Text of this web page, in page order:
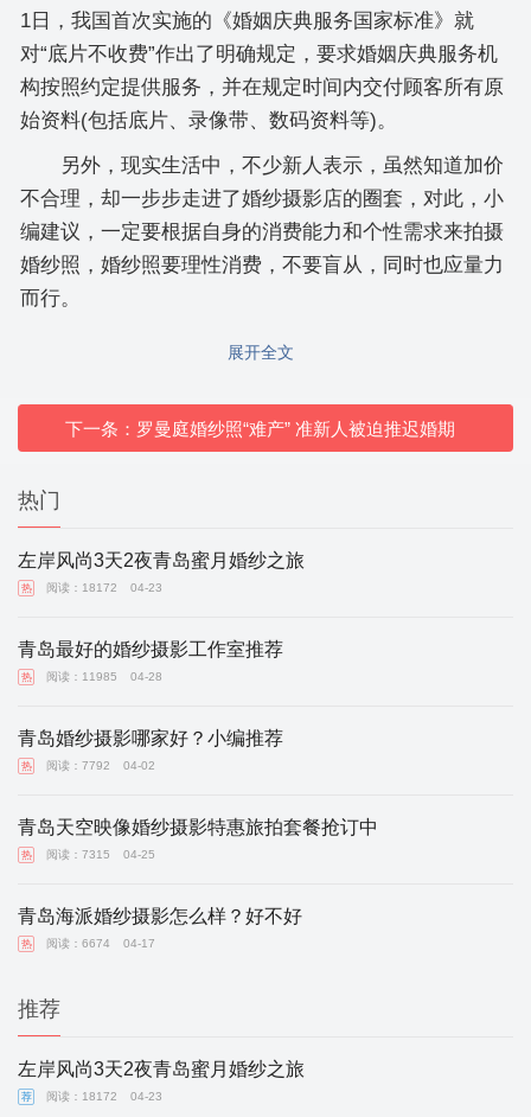
1日，我国首次实施的《婚姻庆典服务国家标准》就
对“底片不收费”作出了明确规定，要求婚姻庆典服务机
构按照约定提供服务，并在规定时间内交付顾客所有原
始资料(包括底片、录像带、数码资料等)。
另外，现实生活中，不少新人表示，虽然知道加价
不合理，却一步步走进了婚纱摄影店的圈套，对此，小
编建议，一定要根据自身的消费能力和个性需求来拍摄
婚纱照，婚纱照要理性消费，不要盲从，同时也应量力
而行。
展开全文
下一条：罗曼庭婚纱照“难产” 准新人被迫推迟婚期
热门
左岸风尚3天2夜青岛蜜月婚纱之旅
热 阅读：18172 04-23
青岛最好的婚纱摄影工作室推荐
热 阅读：11985 04-28
青岛婚纱摄影哪家好？小编推荐
热 阅读：7792 04-02
青岛天空映像婚纱摄影特惠旅拍套餐抢订中
热 阅读：7315 04-25
青岛海派婚纱摄影怎么样？好不好
热 阅读：6674 04-17
推荐
左岸风尚3天2夜青岛蜜月婚纱之旅
荐 阅读：18172 04-23